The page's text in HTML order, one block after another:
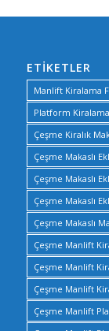
ETIKETLER
Manlift Kiralama
Platform
Çeşme Kiralık
Çeşme Makaslı
Çeşme Makaslı
Çeşme Makaslı
Çeşme Makaslı
Çeşme Manlift
Çeşme Manlift
Çeşme Manlift
Çeşme Manlift